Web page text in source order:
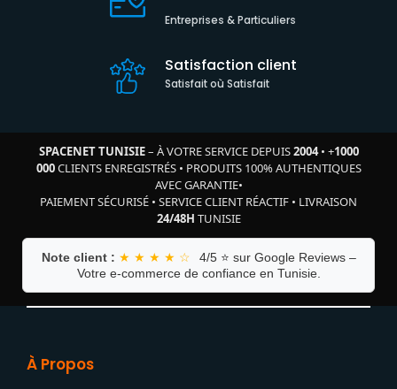
Entreprises & Particuliers
Satisfaction client
Satisfait où Satisfait
SPACENET TUNISIE– À VOTRE SERVICE DEPUIS2004• +1000
000CLIENTS ENREGISTRÉS• PRODUITS 100% AUTHENTIQUES
AVEC GARANTIE•
PAIEMENT SÉCURISÉ • SERVICE CLIENT RÉACTIF • LIVRAISON
24/48H TUNISIE
Note client : ★ ★ ★ ★ ☆
4/5 ⭐ sur Google Reviews –
Votre e-commerce de confiance en Tunisie.
À Propos